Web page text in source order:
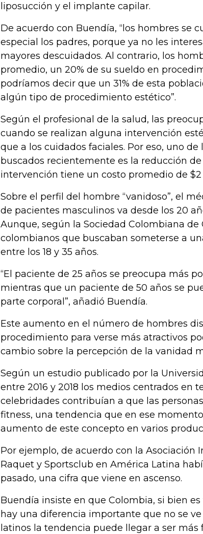
liposucción y el implante capilar.
De acuerdo con Buendía, “los hombres se
especial los padres, porque ya no les
mayores descuidados. Al contrario, los
promedio, un 20% de su sueldo en
podríamos decir que un 31% de esta
algún tipo de procedimiento estético”.
Según el profesional de la salud, las
cuando se realizan alguna intervención
que a los cuidados faciales. Por eso, uno
buscados recientemente es la reducción
intervención tiene un costo promedio de
Sobre el perfil del hombre “vanidoso”, el
de pacientes masculinos va desde los 20
Aunque, según la Sociedad Colombiana de
colombianos que buscaban someterse a
entre los 18 y 35 años.
“El paciente de 25 años se preocupa más
mientras que un paciente de 50 años se
parte corporal”, añadió Buendía.
Este aumento en el número de hombres
procedimiento para verse más atractivos
cambio sobre la percepción de la vanidad
Según un estudio publicado por la
entre 2016 y 2018 los medios centrados en
celebridades contribuían a que las
fitness, una tendencia que en ese
aumento de este concepto en varios
Por ejemplo, de acuerdo con la Asociación
Raquet y Sportsclub en América Latina
pasado, una cifra que viene en ascenso.
Buendía insiste en que Colombia, si bien
hay una diferencia importante que no se ve
latinos la tendencia puede llegar a ser